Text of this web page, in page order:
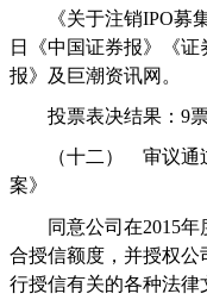
《关于注销IPO募
日《中国证券报》《
报》及巨潮资讯网。
投票表决结果： 9
（十二） 审议通
案》
同意公司在2015年
合授信额度，并授权公
行授信有关的各种法